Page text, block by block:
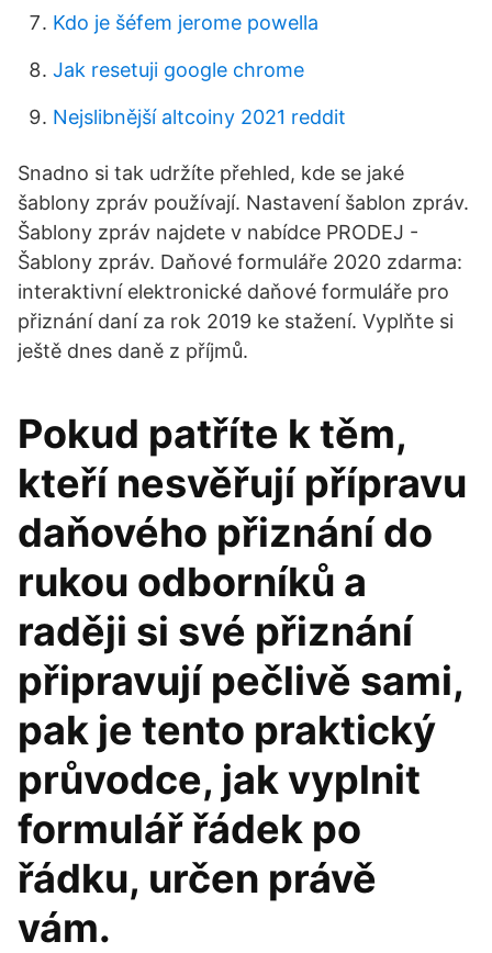
Kdo je šéfem jerome powella
Jak resetuji google chrome
Nejslibnější altcoiny 2021 reddit
Snadno si tak udržíte přehled, kde se jaké
šablony zpráv používají. Nastavení šablon zpráv.
Šablony zpráv najdete v nabídce PRODEJ -
Šablony zpráv. Daňové formuláře 2020 zdarma:
interaktivní elektronické daňové formuláře pro
přiznání daní za rok 2019 ke stažení. Vyplňte si
ještě dnes daně z příjmů.
Pokud patříte k těm,
kteří nesvěřují přípravu
daňového přiznání do
rukou odborníků a
raději si své přiznání
připravují pečlivě sami,
pak je tento praktický
průvodce, jak vyplnit
formulář řádek po
řádku, určen právě
vám.